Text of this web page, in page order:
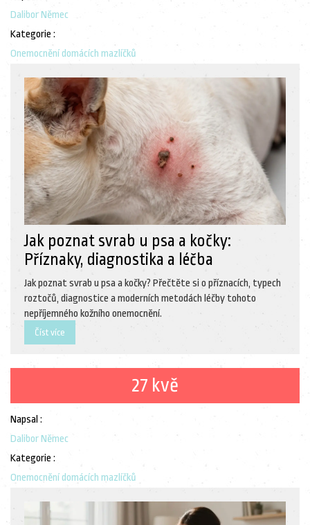
Dalibor Němec
Kategorie :
Onemocnění domácích mazlíčků
Jak poznat svrab u psa a kočky:
Příznaky, diagnostika a léčba
Jak poznat svrab u psa a kočky? Přečtěte si o příznacích, typech
roztočů, diagnostice a moderních metodách léčby tohoto
nepříjemného kožního onemocnění.
Číst více
27 kvě
Napsal :
Dalibor Němec
Kategorie :
Onemocnění domácích mazlíčků